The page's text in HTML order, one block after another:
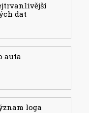
dat
auta
loga